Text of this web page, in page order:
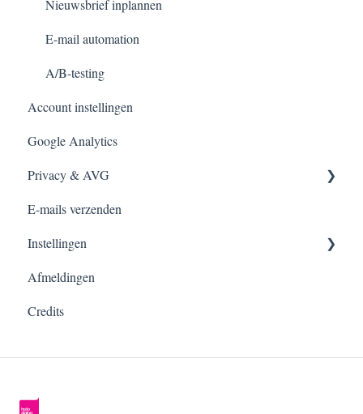
Importeren
Exporteren
Opt-ins
Afmeldingen
Bounces
Nieuwsbrief inplannen
E-mail automation
A/B-testing
Account instellingen
Google Analytics
Privacy & AVG
FAQ over AVG-compliance
E-mails verzenden
Instellingen
Account
Verzenders
Afmeldingen
Credits